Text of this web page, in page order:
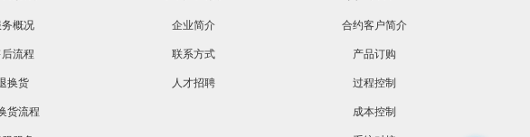
务概况
流程
换货
货流程
企业简介
联系方式
人才招聘
合约客户简介
产品订购
过程控制
成本控制